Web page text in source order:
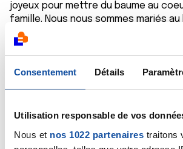
Consentement Détails
Utilisation responsable de vos
Nous et nos 1022 partenaires traitons
joyeux pour mettre du baume au
famille. Nous nous sommes mariés
quatorze ans de vie commune,
n°2. Nous l'avons baptisé, puis fêter à
anniversaires de mariage, sans
Le plus dur, mais le plus important
tape l'incruste dans notre vie si
considère comme un mauvais pote